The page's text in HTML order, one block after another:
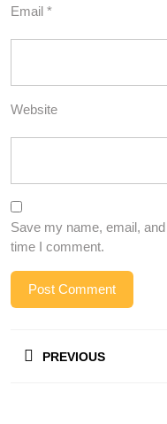
Email *
Website
Save my name, email,
time I comment.
navigation
PREVIOUS